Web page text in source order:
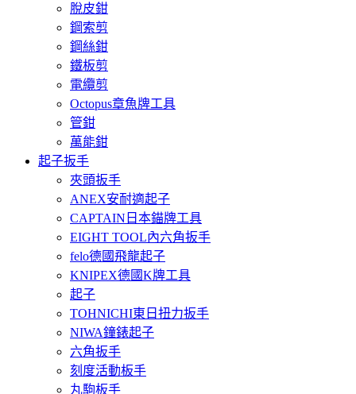
脫皮鉗
鋼索剪
鋼絲鉗
鐵板剪
電纜剪
Octopus章魚牌工具
管鉗
萬能鉗
起子扳手
夾頭扳手
ANEX安耐適起子
CAPTAIN日本錨牌工具
EIGHT TOOL內六角扳手
felo德國飛龍起子
KNIPEX德國K牌工具
起子
TOHNICHI東日扭力扳手
NIWA鐘錶起子
六角扳手
刻度活動板手
丸駒板手